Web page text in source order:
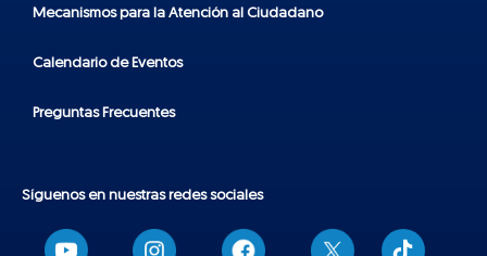
Mecanismos para la Atención al Ciudadano
Calendario de Eventos
Preguntas Frecuentes
Síguenos en nuestras redes sociales
T